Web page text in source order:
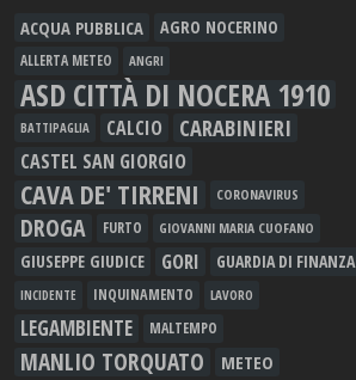
ACQUA PUBBLICA AGRO NOCERINO
ALLERTA METEO ANGRI
ASD CITTÀ DI NOCERA 1910
BATTIPAGLIA CALCIO CARABINIERI
CASTEL SAN GIORGIO
CAVA DE' TIRRENI CORONAVIRUS
DROGA FURTO GIOVANNI MARIA CUOFANO
GIUSEPPE GIUDICE GORI GUARDIA DI FINANZA
INCIDENTE INQUINAMENTO LAVORO
LEGAMBIENTE MALTEMPO
MANLIO TORQUATO METEO